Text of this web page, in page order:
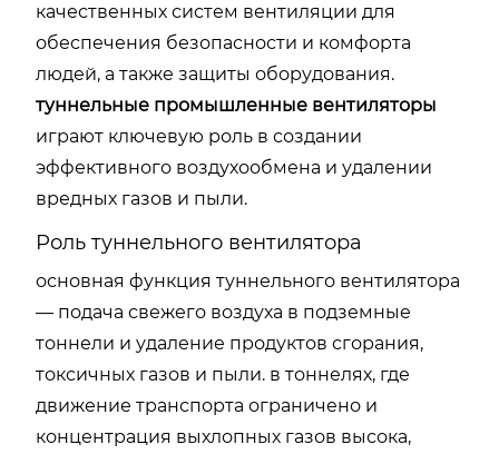
качественных систем вентиляции для
обеспечения безопасности и комфорта
людей, а также защиты оборудования.
туннельные промышленные вентиляторы
играют ключевую роль в создании
эффективного воздухообмена и удалении
вредных газов и пыли.
Роль туннельного вентилятора
основная функция туннельного вентилятора
— подача свежего воздуха в подземные
тоннели и удаление продуктов сгорания,
токсичных газов и пыли. в тоннелях, где
движение транспорта ограничено и
концентрация выхлопных газов высока,